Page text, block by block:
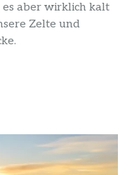
aber wirklich kalt
Zelte und